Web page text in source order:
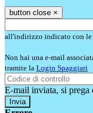
button close ×
all'indirizzo indicato con le
Non hai una e-mail
tramite la Login Spaggiari
E-mail inviata, si prega